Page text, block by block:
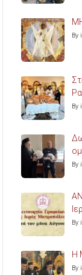
By
By
By
By
Η
By